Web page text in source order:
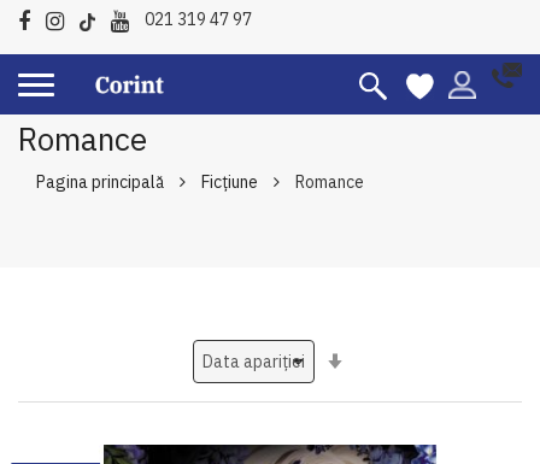
021 319 47 97
Romance
Pagina principală Ficțiune Romance